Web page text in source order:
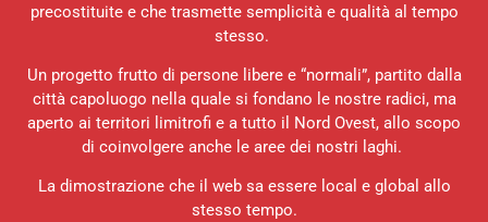
precostituite e che trasmette semplicità e qualità al tempo
stesso.
Un progetto frutto di persone libere e “normali”, partito dalla
città capoluogo nella quale si fondano le nostre radici, ma
aperto ai territori limitrofi e a tutto il Nord Ovest, allo scopo
di coinvolgere anche le aree dei nostri laghi.
La dimostrazione che il web sa essere local e global allo
stesso tempo.